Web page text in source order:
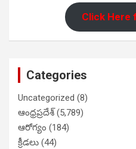
Click Here
Categories
Uncategorized (8)
ఆంధ్రప్రదేశ్(5,789)
ఆరోగ్యం (184)
క్రీడలు (44)